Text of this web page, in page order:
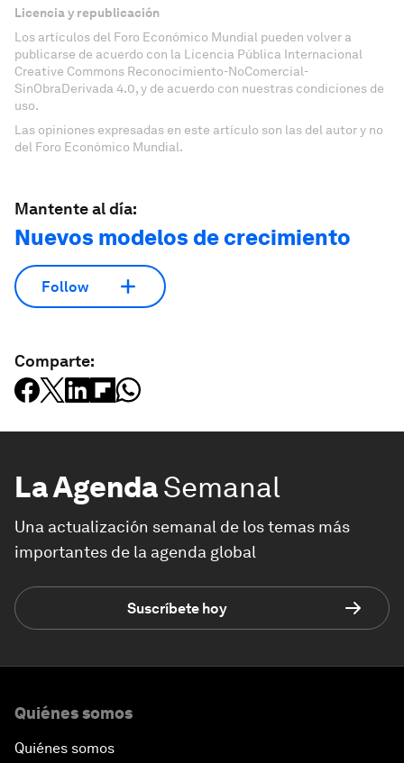
Licencia y republicación
Los artículos del Foro Económico Mundial pueden volver a
publicarse de acuerdo con la Licencia Pública Internacional
Creative Commons Reconocimiento-NoComercial-
SinObraDerivada 4.0, y de acuerdo con nuestras condiciones de
uso.
Las opiniones expresadas en este artículo son las del autor y no
del Foro Económico Mundial.
Mantente al día:
Nuevos modelos de crecimiento
Follow
Comparte:
La AgendaSemanal
Una actualización semanal de los temas más
importantes de la agenda global
Suscríbete hoy
Quiénes somos
Quiénes somos